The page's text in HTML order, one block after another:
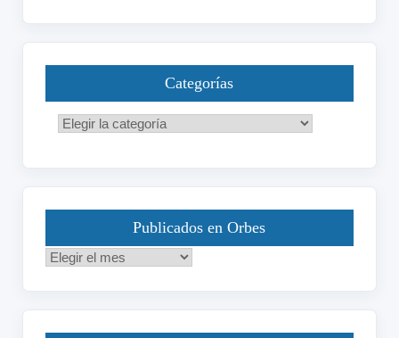
Categorías
Categorías
Publicados en Orbes
Publicados